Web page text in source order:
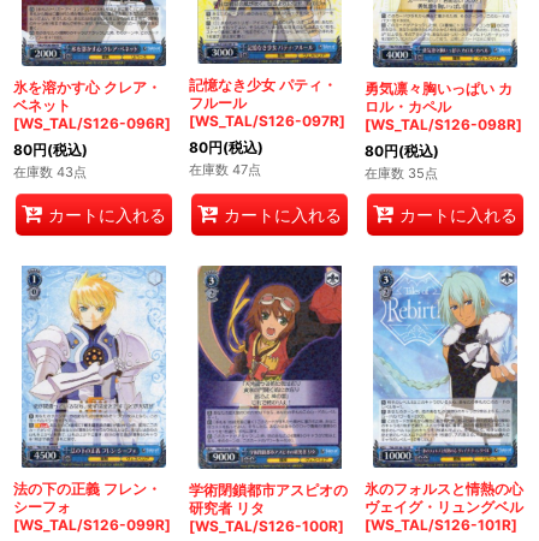
氷を溶かす心 クレア・
ベネット
[WS_TAL/S126-096R]
80円(税込)
在庫数 43点
カートに入れる
記憶なき少女 パティ・
フルール
[WS_TAL/S126-097R]
80円(税込)
在庫数 47点
カートに入れる
勇気凛々胸いっぱい カ
ロル・カペル
[WS_TAL/S126-098R]
80円(税込)
在庫数 35点
カートに入れる
法の下の正義 フレン・
シーフォ
[WS_TAL/S126-099R]
学術閉鎖都市アスピオの
研究者 リタ
[WS_TAL/S126-100R]
氷のフォルスと情熱の心
ヴェイグ・リュングベル
[WS_TAL/S126-101R]